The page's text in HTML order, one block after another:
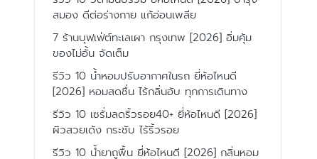
สมอง ดีต่อร่างกาย แก้อ่อนเพลีย
7 ร้านบุฟเฟ่ต์ทะเลเผา กรุงเทพ [2026] อิ่มคุ้ม
ของไม่อั้น จัดเต็ม
รีวิว 10 น้ำหอมปรับอากาศในรถ ยี่ห้อไหนดี
[2026] หอมสดชื่น ไร้กลิ่นอับ ทุกการเดินทาง
รีวิว 10 เซรั่มลดริ้วรอย40+ ยี่ห้อไหนดี [2026]
ผิวสวยเด้ง กระชับ ไร้ริ้วรอย
รีวิว 10 น้ำยาถูพื้น ยี่ห้อไหนดี [2026] กลิ่นหอม